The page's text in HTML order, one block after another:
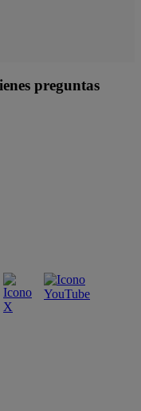
preguntas